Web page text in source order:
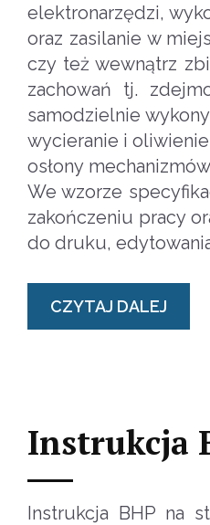
elektronarzędzi,
oraz zasilanie w
czy też wewnątrz
zachowań tj.
samodzielnie
wycieranie i
osłony
We wzorze
zakończeniu pracy
do druku,
CZYTAJ DALEJ
Instrukcja
Instrukcja BHP na